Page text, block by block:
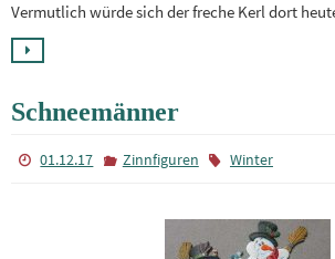
Vermutlich würde sich der freche Kerl dort
Schneemänner
01.12.17 Zinnfiguren Winter